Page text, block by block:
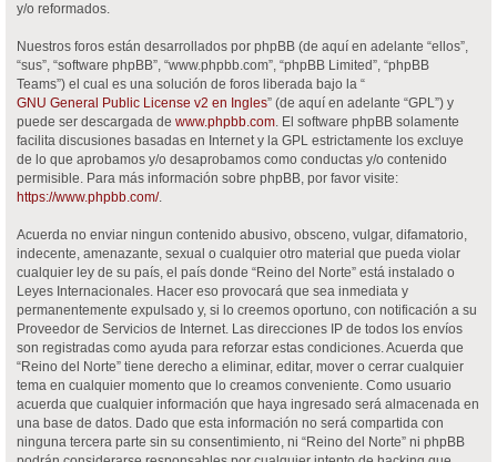
y/o reformados.
Nuestros foros están desarrollados por phpBB (de aquí en adelante “ellos”,
“sus”, “software phpBB”, “www.phpbb.com”, “phpBB Limited”, “phpBB
Teams”) el cual es una solución de foros liberada bajo la “
GNU General Public License v2 en Ingles” (de aquí en adelante “GPL”) y
puede ser descargada de www.phpbb.com. El software phpBB solamente
facilita discusiones basadas en Internet y la GPL estrictamente los excluye
de lo que aprobamos y/o desaprobamos como conductas y/o contenido
permisible. Para más información sobre phpBB, por favor visite:
https://www.phpbb.com/.
Acuerda no enviar ningun contenido abusivo, obsceno, vulgar, difamatorio,
indecente, amenazante, sexual o cualquier otro material que pueda violar
cualquier ley de su país, el país donde “Reino del Norte” está instalado o
Leyes Internacionales. Hacer eso provocará que sea inmediata y
permanentemente expulsado y, si lo creemos oportuno, con notificación a su
Proveedor de Servicios de Internet. Las direcciones IP de todos los envíos
son registradas como ayuda para reforzar estas condiciones. Acuerda que
“Reino del Norte” tiene derecho a eliminar, editar, mover o cerrar cualquier
tema en cualquier momento que lo creamos conveniente. Como usuario
acuerda que cualquier información que haya ingresado será almacenada en
una base de datos. Dado que esta información no será compartida con
ninguna tercera parte sin su consentimiento, ni “Reino del Norte” ni phpBB